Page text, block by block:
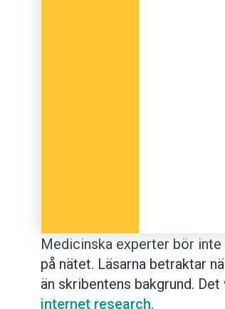
Medicinska experter bör
på nätet. Läsarna betraktar
än skribentens bakgrund.
internet research.